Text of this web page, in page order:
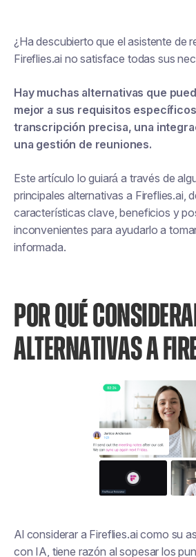
¿Ha descubierto que el asistente de
Fireflies.ai no satisface todas sus
Hay muchas alternativas que
mejor a sus requisitos
transcripción precisa, una
una gestión de reuniones.
Este artículo lo guiará a través de
principales alternativas a Fireflies.ai,
características clave, beneficios y
inconvenientes para ayudarlo a
informada.
POR QUÉ
ALTERNATIVAS A
Al considerar a Fireflies.ai como su
con IA, tiene razón al sopesar los